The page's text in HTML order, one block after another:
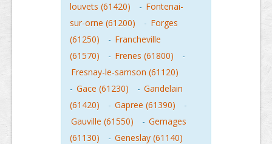
louvets (61420)
- Fontenai-
sur-orne (61200)
- Forges
(61250)
- Francheville
(61570)
- Frenes (61800)
-
Fresnay-le-samson (61120)
- Gace (61230) - Gandelain
(61420)
- Gapree (61390)
-
Gauville (61550)
- Gemages
(61130)
- Geneslay (61140)